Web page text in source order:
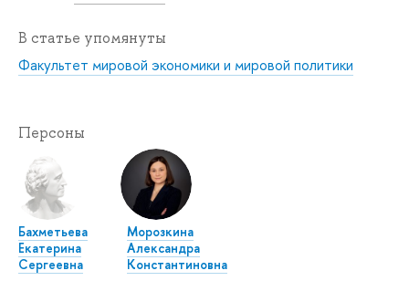
В статье упомянуты
Факультет мировой экономики и мировой политики
Персоны
Бахметьева
Екатерина
Сергеевна
Морозкина
Александра
Константиновна